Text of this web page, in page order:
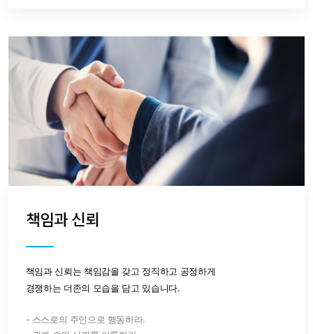
책임과 신뢰
책임과 신뢰는 책임감을 갖고 정직하고 공정하게
경쟁하는 더존의 모습을 담고 있습니다.
- 스스로의 주인으로 행동하라.